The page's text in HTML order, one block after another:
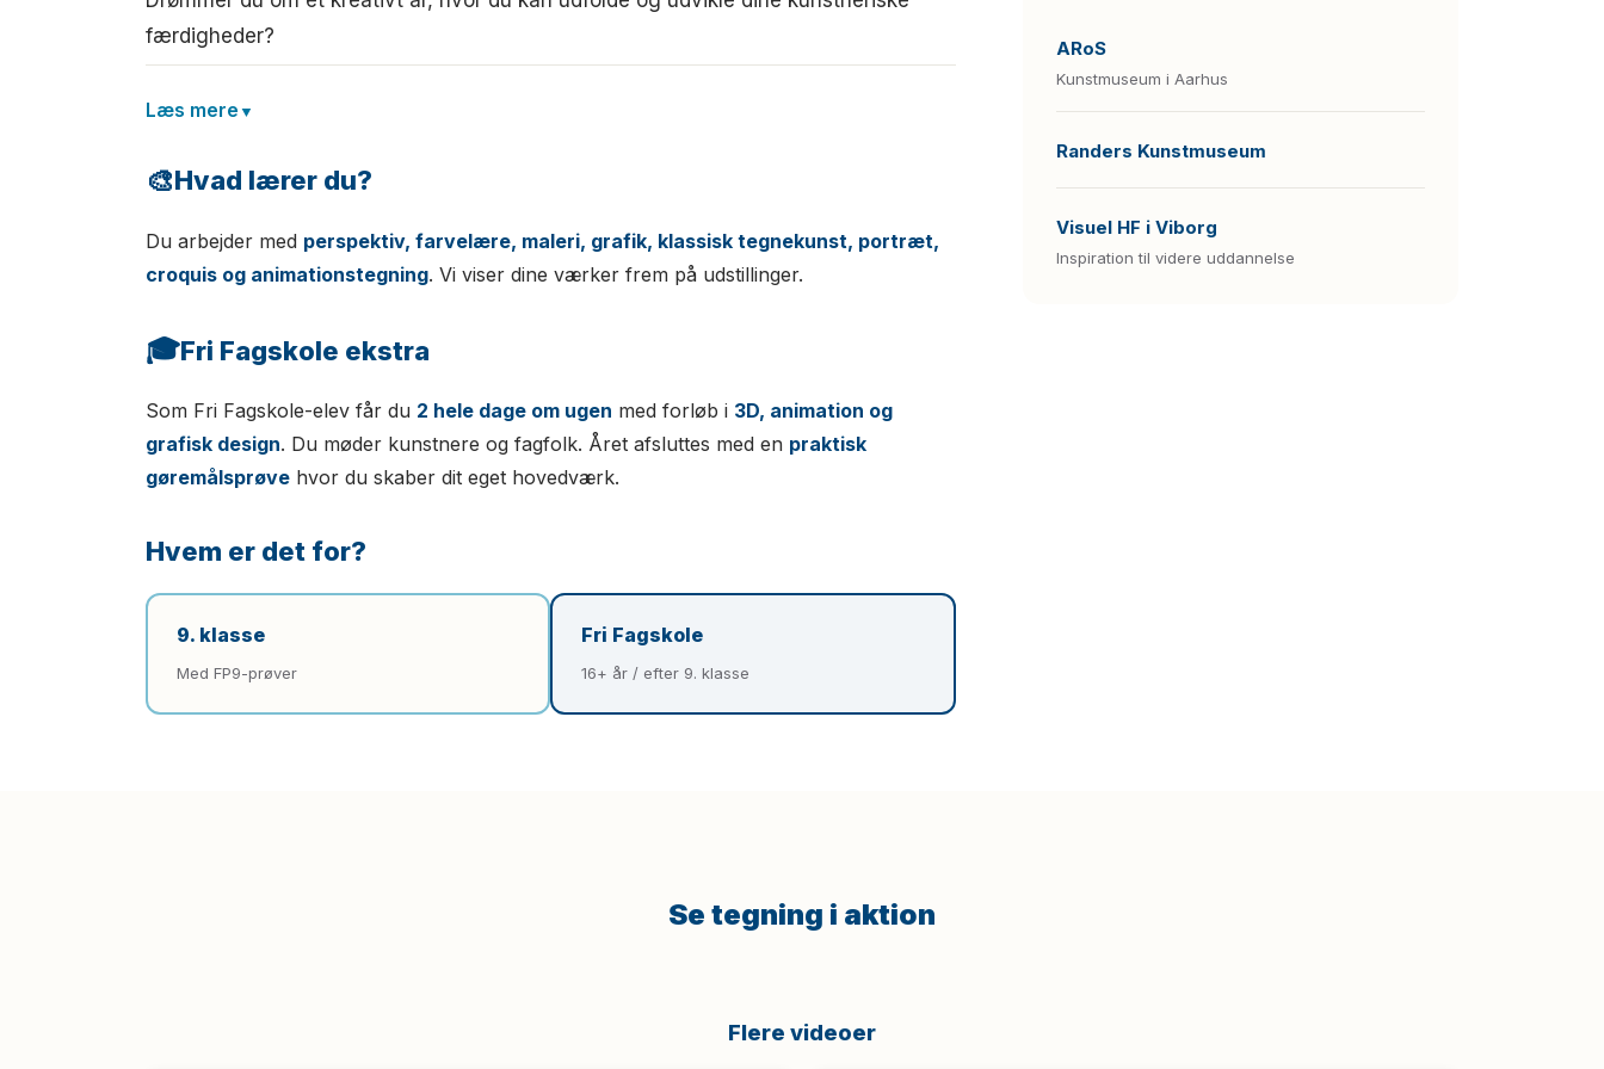
færdigheder?
Læs mere
🎨Hvad lærer du?
Du arbejder med perspektiv, farvelære, maleri, grafik, klassisk tegnekunst, portræt,
croquis og animationstegning. Vi viser dine værker frem på udstillinger.
🎓Fri Fagskole ekstra
Som Fri Fagskole-elev får du 2 hele dage om ugen med forløb i 3D, animation og
grafisk design. Du møder kunstnere og fagfolk. Året afsluttes med en praktisk
gøremålsprøve hvor du skaber dit eget hovedværk.
Hvem er det for?
9. klasse
Med FP9-prøver
Fri Fagskole
16+ år / efter 9. klasse
ARoS
Kunstmuseum i Aarhus
Randers Kunstmuseum
Visuel HF i Viborg
Inspiration til videre uddannelse
Se tegning i aktion
Flere videoer